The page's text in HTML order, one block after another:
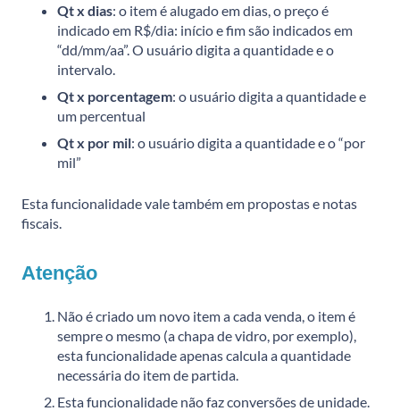
Qt x dias: o item é alugado em dias, o preço é
indicado em R$/dia: início e fim são indicados em
“dd/mm/aa”. O usuário digita a quantidade e o
intervalo.
Qt x porcentagem: o usuário digita a quantidade e
um percentual
Qt x por mil: o usuário digita a quantidade e o “por
mil”
Esta funcionalidade vale também em propostas e notas
fiscais.
Atenção
Não é criado um novo item a cada venda, o item é
sempre o mesmo (a chapa de vidro, por exemplo),
esta funcionalidade apenas calcula a quantidade
necessária do item de partida.
Esta funcionalidade não faz conversões de unidade.